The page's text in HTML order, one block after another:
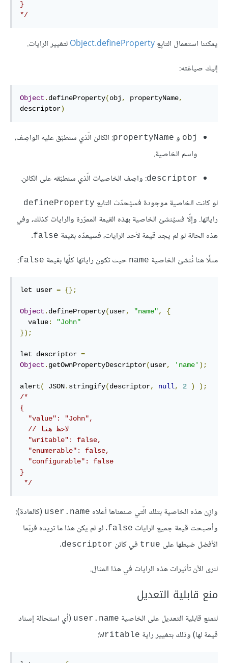
}
*/
يمكننا استعمال التابِعObject.definePropertyلتغيير الرايات.
إليك صياغته:
Object . defineProperty(obj , propertyName,
descriptor)
obj و propertyName: الكائن الّذي سنطبّق عليه الواصِف،
واسم الخاصية.
descriptor: واصِف الخاصيات الّذي سنطبّقه على الكائن.
لو كانت الخاصية موجودة فسيُحدّث التابع defineProperty
راياتها. وإلّا فسيُنشئ الخاصية بهذه القيمة الممرّرة والرايات كذلك، وفي
هذه الحالة لو لم يجد قيمة لأحد الرايات، فسيعدّه بقيمة false
.
مثلًا هنا نُنشئ الخاصية name حيث تكون راياتها كلّها بقيمة false
:
let user = {};
Object . defineProperty(user, "name",
{
  value
:
"John"
});
let descriptor =
Object . getOwnPropertyDescriptor(user, 'name' );
alert( JSON. stringify(descriptor, null, 2 )
);
/*
{
}
*/
وازِن هذه الخاصية بتلك الّتي صنعناها أعلاه user.name (كالعادة):
وأصبحت قيمة جميع الرايات false. لو لم يكن هذا ما تريده فربّما
الأفضل ضبطها على true في كائن descriptor
.
لنرى الآن تأثيرات هذه الرايات في هذا المثال.
منع قابلية التعديل
لنمنع قابلية التعديل على الخاصية user.name (أي استحالة إسناد
قيمة لها) وذلك بتغيير راية writable
: